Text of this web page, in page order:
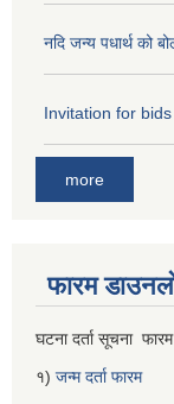
नदि जन्य पधार्थ को
Invitation for bids
more
फारम
घटना दर्ता सूचना फारम
१) जन्म दर्ता फारम